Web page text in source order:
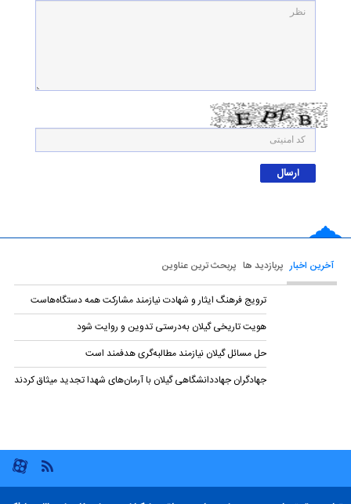
آخرین اخبار پربازدید ها پربحث ترین عناوین
ترویج فرهنگ ایثار و شهادت نیازمند مشارکت همه دستگاه‌هاست
هویت تاریخی گیلان به‌درستی تدوین و روایت شود
حل مسائل گیلان نیازمند مطالبه‌گری هدفمند است
جهادگران جهاددانشگاهی گیلان با آرمان‌های شهدا تجدید میثاق کردند